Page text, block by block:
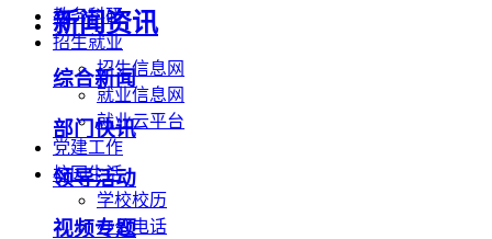
教务科研
招生就业
招生信息网
就业信息网
就业云平台
党建工作
校园生活
学校校历
办公电话
新闻资讯
综合新闻
部门快讯
领导活动
视频专题